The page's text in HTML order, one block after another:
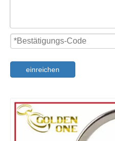
einreichen